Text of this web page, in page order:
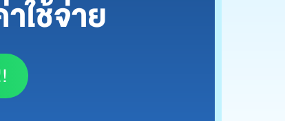
ใช้จ่าย